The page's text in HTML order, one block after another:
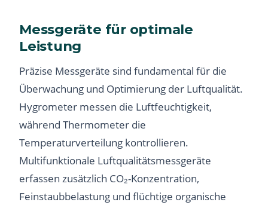
Messgeräte für optimale
Leistung
Präzise Messgeräte sind fundamental für die
Überwachung und Optimierung der Luftqualität.
Hygrometer messen die Luftfeuchtigkeit,
während Thermometer die
Temperaturverteilung kontrollieren.
Multifunktionale Luftqualitätsmessgeräte
erfassen zusätzlich CO₂-Konzentration,
Feinstaubbelastung und flüchtige organische